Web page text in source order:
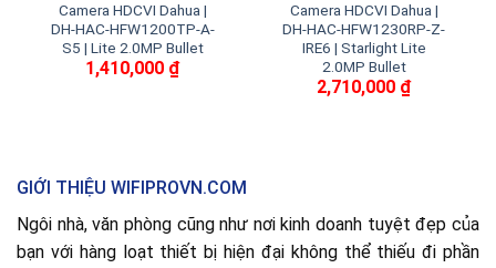
Camera HDCVI Dahua |
DH-HAC-HFW1200TP-A-
S5 | Lite 2.0MP Bullet
1,410,000 ₫
Camera HDCVI Dahua |
DH-HAC-HFW1230RP-Z-
IRE6 | Starlight Lite
2.0MP Bullet
2,710,000 ₫
GIỚI THIỆU WIFIPROVN.COM
Ngôi nhà, văn phòng cũng như nơi kinh doanh tuyệt đẹp của
bạn với hàng loạt thiết bị hiện đại không thể thiếu đi phần